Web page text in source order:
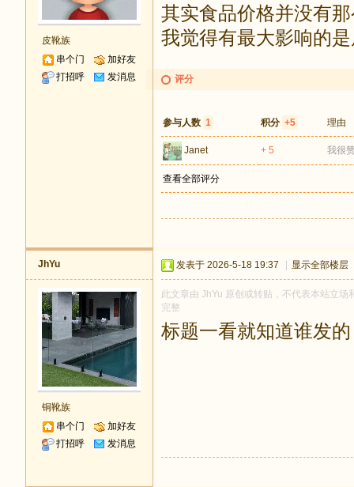
皮靴族
串个门
加好友
打招呼
发消息
其实食品价格并没有
我觉得有最大影响的
评分
参与人数 1 积分 +5 理由
Janet + 5 我很
查看全部评分
JhYu
铜靴族
串个门
加好友
打招呼
发消息
发表于 2026-5-18 19:37 显示全部楼层
此文章由 JhYu 原创或转贴，不代表本站立
完整
标题一看就知道谁发的